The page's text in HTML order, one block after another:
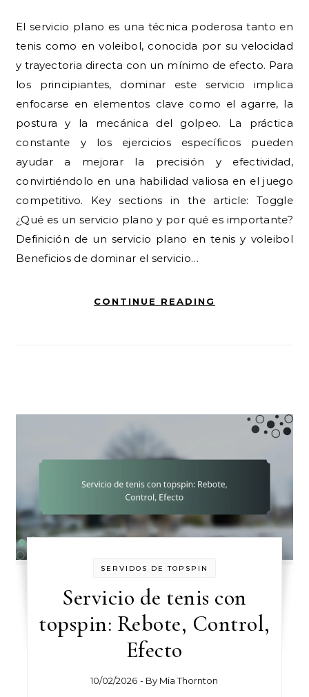
El servicio plano es una técnica poderosa tanto en
tenis como en voleibol, conocida por su velocidad
y trayectoria directa con un mínimo de efecto. Para
los principiantes, dominar este servicio implica
enfocarse en elementos clave como el agarre, la
postura y la mecánica del golpeo. La práctica
constante y los ejercicios específicos pueden
ayudar a mejorar la precisión y efectividad,
convirtiéndolo en una habilidad valiosa en el juego
competitivo. Key sections in the article: Toggle
¿Qué es un servicio plano y por qué es importante?
Definición de un servicio plano en tenis y voleibol
Beneficios de dominar el servicio…
CONTINUE READING
SERVIDOS DE TOPSPIN
Servicio de tenis con
topspin: Rebote, Control,
Efecto
10/02/2026 - By Mia Thornton